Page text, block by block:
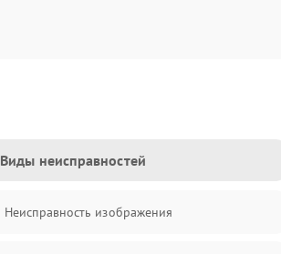
Виды неисправностей
Неисправность изображения